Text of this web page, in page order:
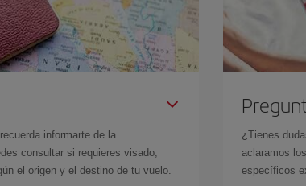
informarte de la
consultar si requieres visado,
el origen y el destino de tu vuelo.
¿Tienes
aclaramos
específicos